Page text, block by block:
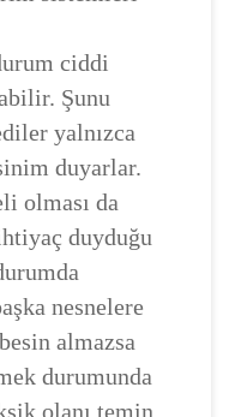
ciddi
Şunu
yalnızca
duyarlar.
olması da
duyduğu
nesnelere
almazsa
durumunda
olanı temin